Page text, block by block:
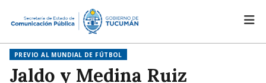
PREVIO AL MUNDIAL DE FÚTBOL
Jaldo y Medina Ruiz